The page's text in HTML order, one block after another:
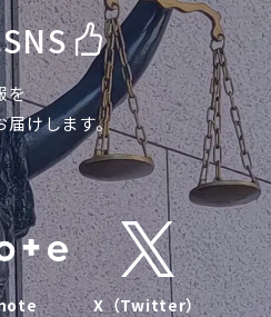
を
届けします。
X（Twitter）